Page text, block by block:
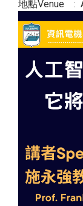
地點Venue :